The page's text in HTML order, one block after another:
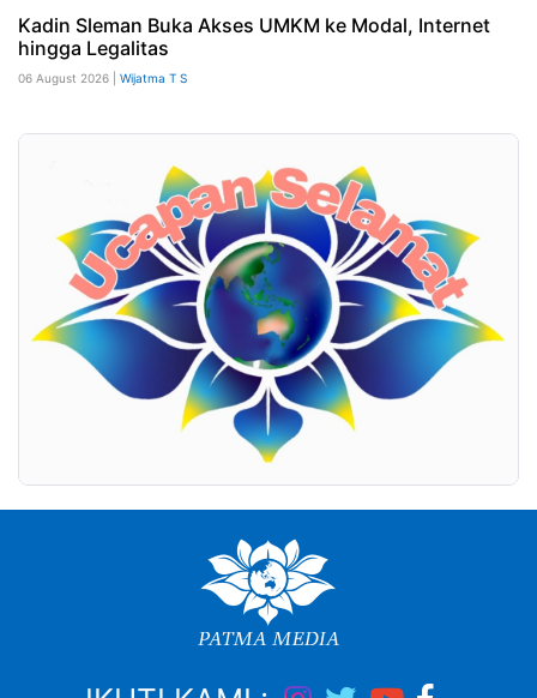
Kadin Sleman Buka Akses UMKM ke Modal, Internet
hingga Legalitas
06 August 2026 | Wijatma T S